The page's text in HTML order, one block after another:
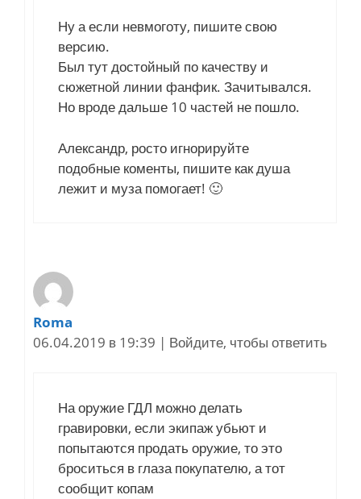
Ну а если невмоготу, пишите свою
версию.
Был тут достойный по качеству и
сюжетной линии фанфик. Зачитывался.
Но вроде дальше 10 частей не пошло.
Александр, росто игнорируйте
подобные коменты, пишите как душа
лежит и муза помогает! 🙂
Roma
06.04.2019 в 19:39 | Войдите, чтобы ответить
На оружие ГДЛ можно делать
гравировки, если экипаж убьют и
попытаются продать оружие, то это
броситься в глаза покупателю, а тот
сообщит копам